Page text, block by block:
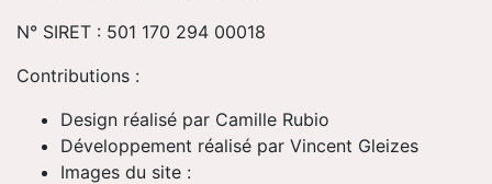
N° SIRET : 501 170 294 00018
Contributions :
Design réalisé par Camille Rubio
Développement réalisé par Vincent Gleizes
Images du site :